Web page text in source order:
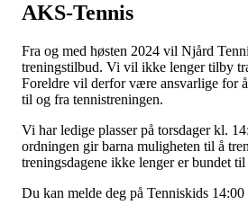
AKS-Tennis
Fra og med høsten 2024 vil Njård
treningstilbud. Vi vil ikke lenger tilby
Foreldre vil derfor være ansvarlige for
til og fra tennistreningen.
Vi har ledige plasser på torsdager kl.
ordningen gir barna muligheten til å
treningsdagene ikke lenger er bundet til
Du kan melde deg på Tenniskids